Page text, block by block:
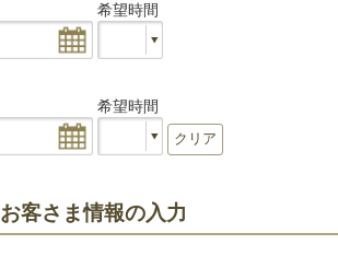
希望時間
希望時間
クリア
お客さま情報の入力